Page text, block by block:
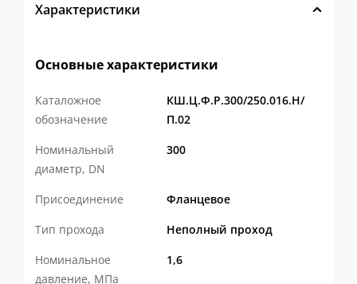
с 2002 года. За это время конструкция
прошла десятки модернизаций, основанных
на опыте эксплуатации, пожеланиях
заказчиков и собственных инженерных
увеличить ресурс, упростить монтаж и
Характеристики
Основные характеристики
Каталожное
обозначение
КШ.Ц.Ф.Р.300/250.016.Н/
П.02
Номинальный
диаметр, DN
300
Присоединение
Фланцевое
Тип прохода
Неполный проход
Номинальное
давление, МПа
1,6